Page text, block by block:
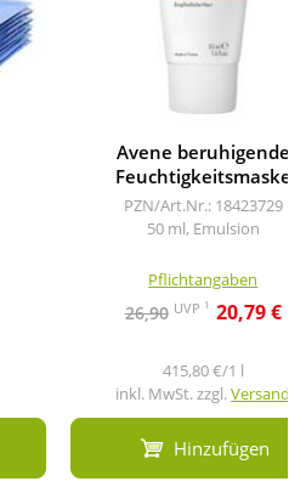
Avene beruhigende
Feuchtigkeitsmaske
PZN/Art.Nr.: 18423729
50 ml, Emulsion
Pflichtangaben
26,90 UVP 1 20,79 €
415,80 €/1 l
inkl. MwSt. zzgl.Versand
Hinzufügen